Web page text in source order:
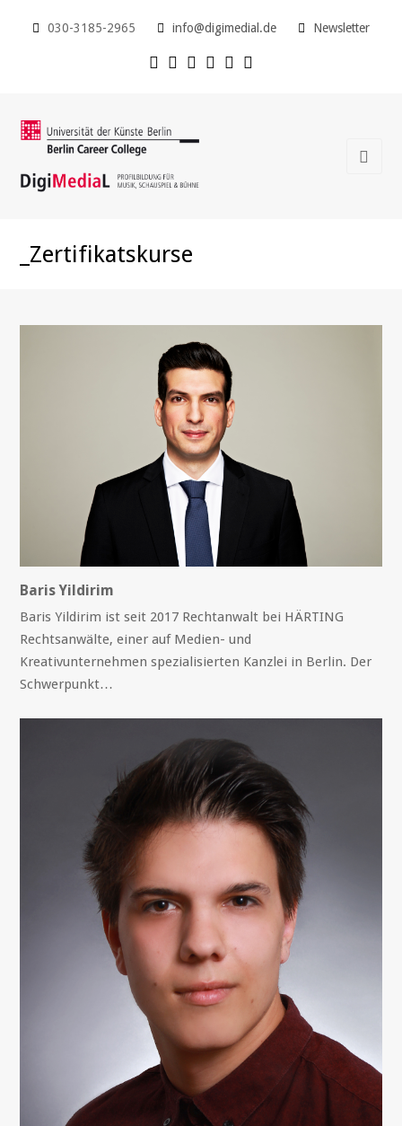
030-3185-2965 info@digimedial.de Newsletter
_Zertifikatskurse
Baris Yildirim
Baris Yildirim ist seit 2017 Rechtanwalt bei HÄRTING
Rechtsanwälte, einer auf Medien- und
Kreativunternehmen spezialisierten Kanzlei in Berlin. Der
Schwerpunkt…